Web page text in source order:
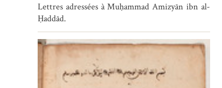
Lettres adressées à Muḥammad Amizyān ibn al-
Ḥaddād.